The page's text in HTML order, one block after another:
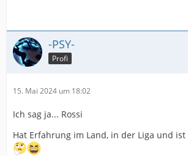
-PSY-
Profi
15. Mai 2024 um 18:02
Ich sag ja... Rossi
Hat Erfahrung im Land, in der Liga und